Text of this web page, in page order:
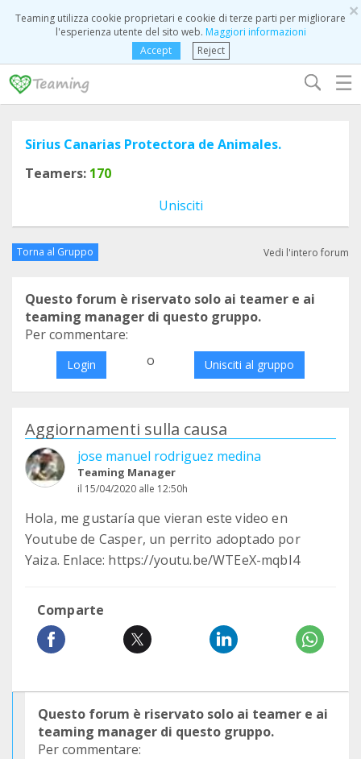
×
Teaming utilizza cookie proprietari e cookie di terze parti per migliorare
l'esperienza utente del sito web. Maggiori informazioni
Accept
Reject
☰
Sirius Canarias Protectora de Animales.
Teamers: 170
Unisciti
Torna al Gruppo Vedi l'intero forum
Questo forum è riservato solo ai teamer e ai
teaming manager di questo gruppo.
Per commentare:
Login o Unisciti al gruppo
Aggiornamenti sulla causa
jose manuel rodriguez medina
Teaming Manager
il 15/04/2020 alle 12:50h
Hola, me gustaría que vieran este video en
Youtube de Casper, un perrito adoptado por
Yaiza. Enlace: https://youtu.be/WTEeX-mqbI4
Comparte
Questo forum è riservato solo ai teamer e ai
teaming manager di questo gruppo.
Per commentare: